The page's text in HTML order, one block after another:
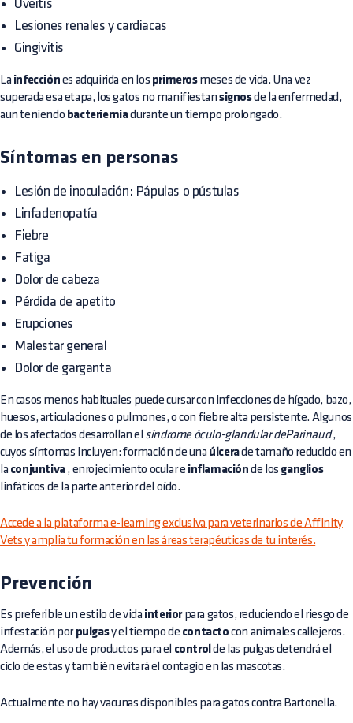
Uveítis
Lesiones renales y cardiacas
Gingivitis
La infección es adquirida en los primerosmeses de vida. Una vez
superada esa etapa, los gatos no manifiestansignosde la enfermedad,
aun teniendo bacteriemiadurante un tiempo prolongado.
Síntomas en personas
Lesión de inoculación: Pápulas o pústulas
Linfadenopatía
Fiebre
Fatiga
Dolor de cabeza
Pérdida de apetito
Erupciones
Malestar general
Dolor de garganta
En casos menos habituales puede cursar con infecciones de hígado, bazo,
huesos, articulaciones o pulmones, o con fiebre alta persistente. Algunos
de los afectados desarrollan el síndrome óculo-glandular deParinaud,
cuyos síntomas incluyen: formación de una úlcerade tamaño reducido en
la conjuntiva, enrojecimiento ocular e inflamación de los ganglios
linfáticos de la parte anterior del oído.
Accede a la plataforma e-learning exclusiva para veterinarios de Affinity
Vets y amplia tu formación en las áreas terapéuticas de tu interés.
Prevención
Es preferible un estilo de vida interiorpara gatos, reduciendo el riesgo de
infestación por pulgasy el tiempo de contacto con animales callejeros.
Además, el uso de productos para el control de las pulgas detendrá el
ciclo de estas y también evitará el contagio en las mascotas.
Actualmente no hay vacunas disponibles para gatos contra Bartonella.